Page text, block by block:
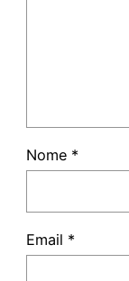
Nome *
Email *